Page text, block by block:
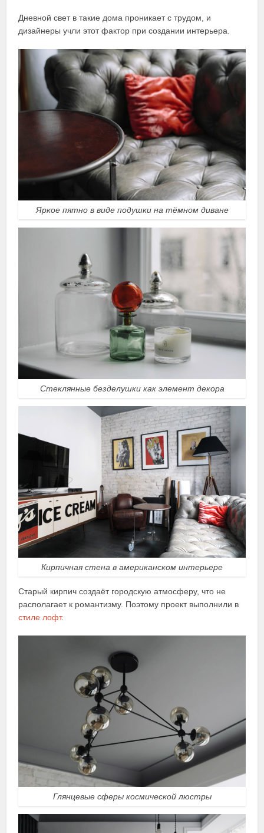
Дневной свет в такие дома проникает с трудом, и
дизайнеры учли этот фактор при создании интерьера.
Яркое пятно в виде подушки на тёмном диване
Стеклянные безделушки как элемент декора
Кирпичная стена в американском интерьере
Старый кирпич создаёт городскую атмосферу, что не
располагает к романтизму. Поэтому проект выполнили в
стиле лофт.
Глянцевые сферы космической люстры